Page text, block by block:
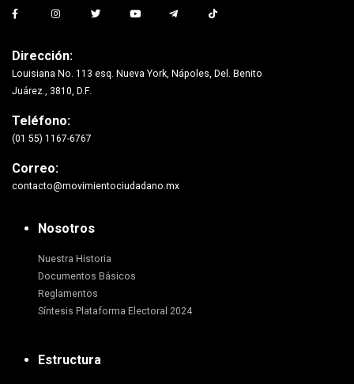
Dirección:
Louisiana No. 113 esq. Nueva York, Nápoles, Del. Benito
Juárez., 3810, D.F.
Teléfono:
(01 55) 1167-6767
Correo:
contacto@movimientociudadano.mx
Nosotros
Nuestra Historia
Documentos Básicos
Reglamentos
Síntesis Plataforma Electoral 2024
Estructura